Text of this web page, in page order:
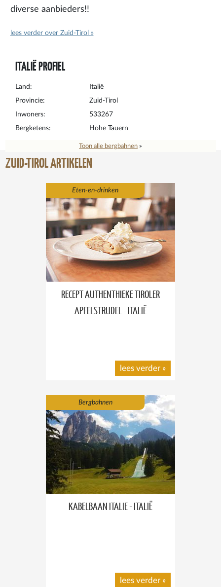
diverse aanbieders!!
lees verder over Zuid-Tirol »
ITALIË PROFIEL
Land:
Italië
Provincie:
Zuid-Tirol
Inwoners:
533267
Bergketens:
Hohe Tauern
Toon alle bergbahnen »
ZUID-TIROL ARTIKELEN
Eten-en-drinken
RECEPT AUTHENTHIEKE TIROLER
APFELSTRUDEL - ITALIË
lees verder »
Bergbahnen
KABELBAAN ITALIE - ITALIË
lees verder »